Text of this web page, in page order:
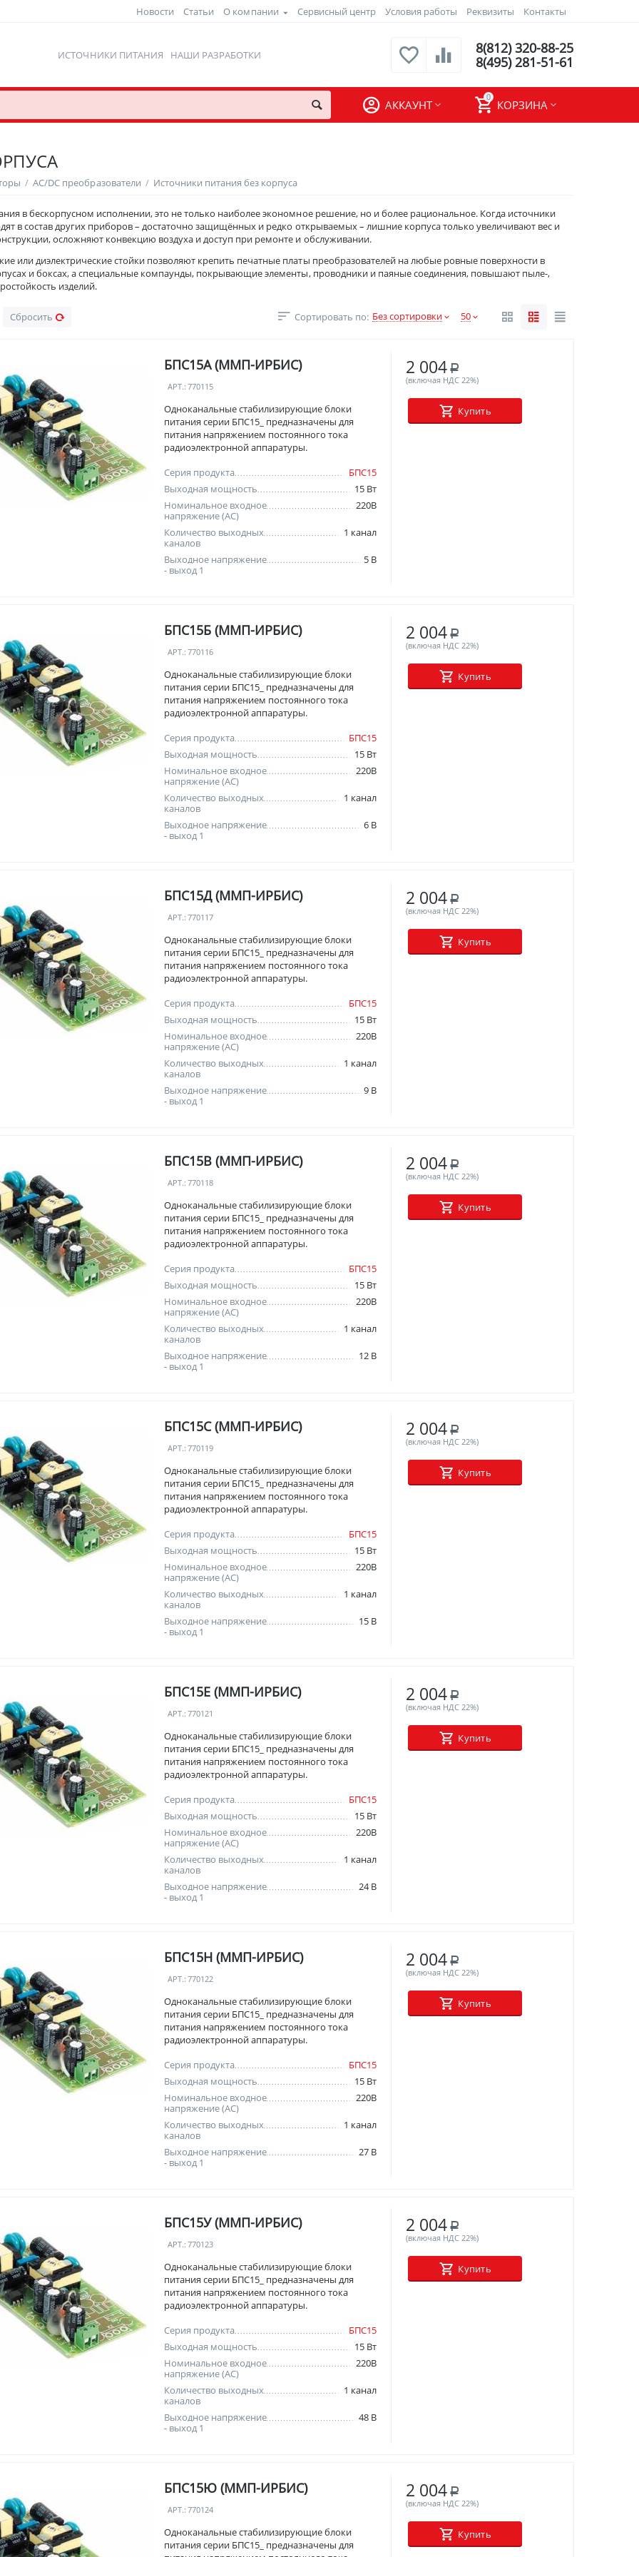
Новости Статьи О компании Сервисный центр Условия работы Реквизиты Контакты
ИСТОЧНИКИ ПИТАНИЯ НАШИ РАЗРАБОТКИ
8(812) 320-88-25
8(495) 281-51-61
0
КОРЗИНА
АККАУНТ
/ AC/DC преобразователи / Источники питания без корпуса
в бескорпусном исполнении, это не только наиболее экономное решение, но и более рациональное. Когда источники
в состав других приборов – достаточно защищённых и редко открываемых – лишние корпуса только увеличивают вес и
осложняют конвекцию воздуха и доступ при ремонте и обслуживании.
или диэлектрические стойки позволяют крепить печатные платы преобразователей на любые ровные поверхности в
и боксах, а специальные компаунды, покрывающие элементы, проводники и паяные соединения, повышают пыле-,
изделий.
Сбросить Сортировать по: Без сортировки 50
БПС15А (ММП-ИРБИС)
АРТ.: 770115
Одноканальные стабилизирующие блоки
питания серии БПС15_ предназначены для
питания напряжением постоянного тока
радиоэлектронной аппаратуры.
Серия продукта
БПС15
Выходная мощность
15 Вт
Номинальное входное
напряжение (AC)
220В
Количество выходных
каналов
1 канал
Выходное напряжение
- выход 1
5 В
2 004 Р
(включая НДС 22%)
Купить
БПС15Б (ММП-ИРБИС)
АРТ.: 770116
Одноканальные стабилизирующие блоки
питания серии БПС15_ предназначены для
питания напряжением постоянного тока
радиоэлектронной аппаратуры.
Серия продукта
БПС15
Выходная мощность
15 Вт
Номинальное входное
напряжение (AC)
220В
Количество выходных
каналов
1 канал
Выходное напряжение
- выход 1
6 В
2 004 Р
(включая НДС 22%)
Купить
БПС15Д (ММП-ИРБИС)
АРТ.: 770117
Одноканальные стабилизирующие блоки
питания серии БПС15_ предназначены для
питания напряжением постоянного тока
радиоэлектронной аппаратуры.
Серия продукта
БПС15
Выходная мощность
15 Вт
Номинальное входное
напряжение (AC)
220В
Количество выходных
каналов
1 канал
Выходное напряжение
- выход 1
9 В
2 004 Р
(включая НДС 22%)
Купить
БПС15В (ММП-ИРБИС)
АРТ.: 770118
Одноканальные стабилизирующие блоки
питания серии БПС15_ предназначены для
питания напряжением постоянного тока
радиоэлектронной аппаратуры.
Серия продукта
БПС15
Выходная мощность
15 Вт
Номинальное входное
напряжение (AC)
220В
Количество выходных
каналов
1 канал
Выходное напряжение
- выход 1
12 В
2 004 Р
(включая НДС 22%)
Купить
БПС15С (ММП-ИРБИС)
АРТ.: 770119
Одноканальные стабилизирующие блоки
питания серии БПС15_ предназначены для
питания напряжением постоянного тока
радиоэлектронной аппаратуры.
Серия продукта
БПС15
Выходная мощность
15 Вт
Номинальное входное
напряжение (AC)
220В
Количество выходных
каналов
1 канал
Выходное напряжение
- выход 1
15 В
2 004 Р
(включая НДС 22%)
Купить
БПС15Е (ММП-ИРБИС)
АРТ.: 770121
Одноканальные стабилизирующие блоки
питания серии БПС15_ предназначены для
питания напряжением постоянного тока
радиоэлектронной аппаратуры.
Серия продукта
БПС15
Выходная мощность
15 Вт
Номинальное входное
напряжение (AC)
220В
Количество выходных
каналов
1 канал
Выходное напряжение
- выход 1
24 В
2 004 Р
(включая НДС 22%)
Купить
БПС15Н (ММП-ИРБИС)
АРТ.: 770122
Одноканальные стабилизирующие блоки
питания серии БПС15_ предназначены для
питания напряжением постоянного тока
радиоэлектронной аппаратуры.
Серия продукта
БПС15
Выходная мощность
15 Вт
Номинальное входное
напряжение (AC)
220В
Количество выходных
каналов
1 канал
Выходное напряжение
- выход 1
27 В
2 004 Р
(включая НДС 22%)
Купить
БПС15У (ММП-ИРБИС)
АРТ.: 770123
Одноканальные стабилизирующие блоки
питания серии БПС15_ предназначены для
питания напряжением постоянного тока
радиоэлектронной аппаратуры.
Серия продукта
БПС15
Выходная мощность
15 Вт
Номинальное входное
напряжение (AC)
220В
Количество выходных
каналов
1 канал
Выходное напряжение
- выход 1
48 В
2 004 Р
(включая НДС 22%)
Купить
БПС15Ю (ММП-ИРБИС)
АРТ.: 770124
Одноканальные стабилизирующие блоки
питания серии БПС15_ предназначены для
2 004 Р
(включая НДС 22%)
Купить